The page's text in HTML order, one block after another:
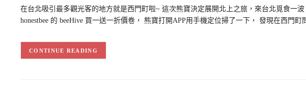
在台北吸引最多觀光客的地方就是西門町啦~ 這次熊寶決定展開北上之旅，來台北覓食一
honestbee 的 beeHive 買一送一折價卷， 熊寶打開APP用手機定位掃了一下， 發現在西門
CONTINUE READING